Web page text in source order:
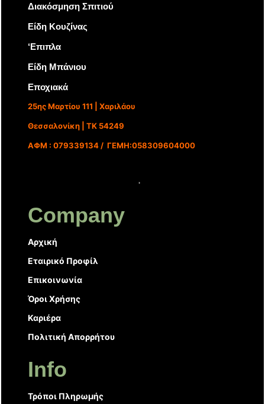
Διακόσμηση Σπιτιού
Είδη Κουζίνας
‘Επιπλα
Είδη Μπάνιου
Εποχιακά
25ης Μαρτίου 111 | Χαριλάου
Θεσσαλονίκη | ΤΚ 54249
ΑΦΜ : 079339134 / ΓΕΜΗ:058309604000
Company
Αρχική
Εταιρικό Προφίλ
Επικοινωνία
Όροι Χρήσης
Καριέρα
Πολιτική Απορρήτου
Info
Τρόποι Πληρωμής